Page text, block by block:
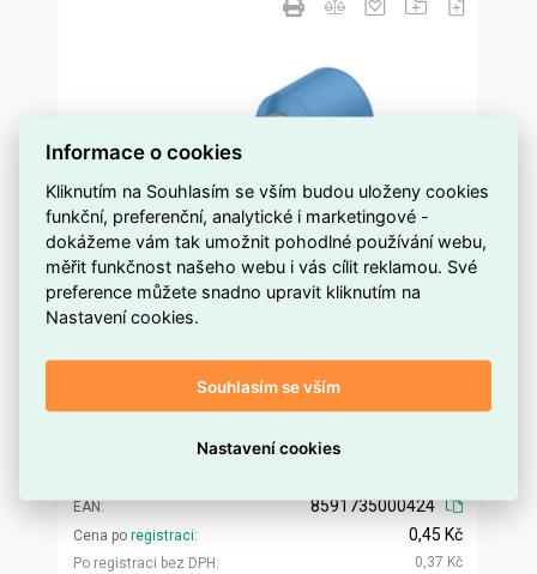
DI 2,5-8 modrá Dutinka izolovaná,průřez
1 000 a více ks
DI 2,5- 8 MODRÁ
EAN
8591735000424
Cena po registraci
Po registraci bez DPH
0,45 Kč
0,37 Kč
Informace o cookies
Kliknutím na Souhlasím se vším budou uloženy cookies
funkční, preferenční, analytické i marketingové -
dokážeme vám tak umožnit pohodlné používání webu,
měřit funkčnost našeho webu i vás cílit reklamou. Své
preference můžete snadno upravit kliknutím na
Nastavení cookies.
Souhlasím se vším
Nastavení cookies